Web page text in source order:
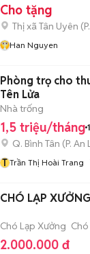
Cho tặng
Thị xã Tân Uyên (
Han Nguyen
Phòng trọ cho
Tên Lửa
Nhà trống
1,5 triệu/tháng
Q. Bình Tân (P. An
T Trần Thị Hoài Trang
CHÓ LẠP XƯỞNG
Chó Lạp Xưởng
2.000.000 đ